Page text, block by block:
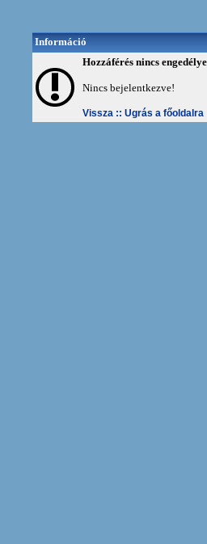
Információ
Hozzáférés nincs
Nincs bejelentkezve!
Vissza :: Ugrás a főoldalra